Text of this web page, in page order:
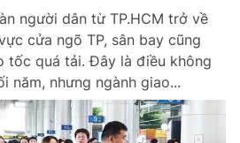
người dân từ TP.HCM trở về
cửa ngõ TP, sân bay cũng
tốc quá tải. Đây là điều không
năm, nhưng ngành giao...